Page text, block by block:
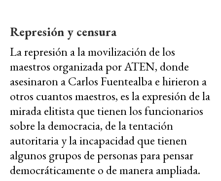
Represión y censura
La represión a la movilización de los
maestros organizada por ATEN, donde
asesinaron a Carlos Fuentealba e hirieron a
otros cuantos maestros, es la expresión de la
mirada elitista que tienen los funcionarios
sobre la democracia, de la tentación
autoritaria y la incapacidad que tienen
algunos grupos de personas para pensar
democráticamente o de manera ampliada.